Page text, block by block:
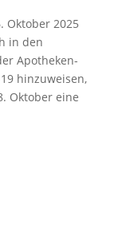
Oktober 2025
in den
Apotheken-
hinzuweisen,
Oktober eine